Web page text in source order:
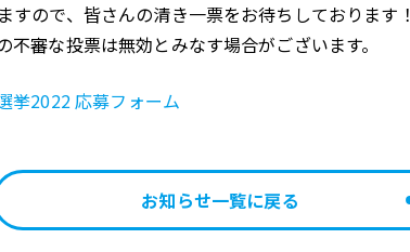
すので、皆さんの清き一票をお待ちしております！
審な投票は無効とみなす場合がございます。
挙2022 応募フォーム
お知らせ一覧に戻る